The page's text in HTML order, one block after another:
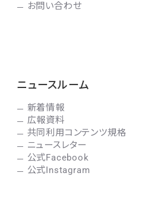
お問い合わせ
ニュースルーム
新着情報
広報資料
共同利用コンテンツ規格
ニュースレター
公式Facebook
公式Instagram